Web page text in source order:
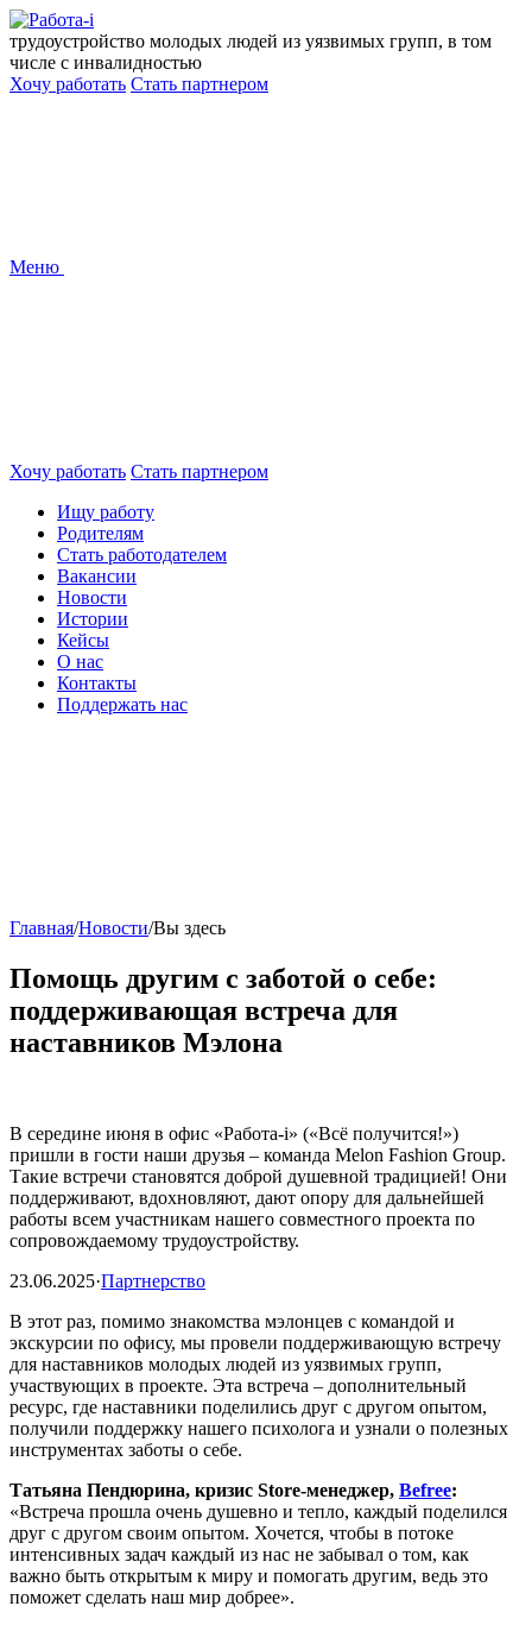
Перейти
к
содержанию
трудоустройство молодых людей из уязвимых групп, в том
числе с инвалидностью
Хочу работать Стать партнером
Меню
Хочу работать Стать партнером
Ищу работу
Родителям
Стать работодателем
Вакансии
Новости
Истории
Кейсы
О нас
Контакты
Поддержать нас
Главная/Новости/Вы здесь
Помощь другим с заботой о себе:
поддерживающая встреча для
наставников Мэлона
В середине июня в офис «Работа-i» («Всё получится!»)
пришли в гости наши друзья – команда Melon Fashion Group.
Такие встречи становятся доброй душевной традицией! Они
поддерживают, вдохновляют, дают опору для дальнейшей
работы всем участникам нашего совместного проекта по
сопровождаемому трудоустройству.
23.06.2025·Партнерство
В этот раз, помимо знакомства мэлонцев с командой и
экскурсии по офису, мы провели поддерживающую встречу
для наставников молодых людей из уязвимых групп,
участвующих в проекте. Эта встреча – дополнительный
ресурс, где наставники поделились друг с другом опытом,
получили поддержку нашего психолога и узнали о полезных
инструментах заботы о себе.
Татьяна Пендюрина, кризис Store-менеджер, Befree:
«Встреча прошла очень душевно и тепло, каждый поделился
друг с другом своим опытом. Хочется, чтобы в потоке
интенсивных задач каждый из нас не забывал о том, как
важно быть открытым к миру и помогать другим, ведь это
поможет сделать наш мир добрее».